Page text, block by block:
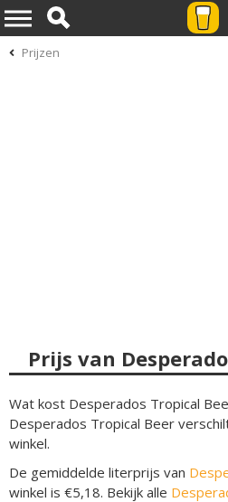
Prijzen
Prijs van
Wat kost Desperados Tropical
Desperados Tropical Beer
winkel.
De gemiddelde literprijs van
winkel is €5,18. Bekijk alle